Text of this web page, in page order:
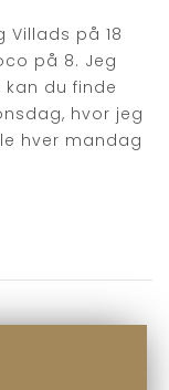
Villads på 18
på 8. Jeg
du finde
hvor jeg
hver mandag